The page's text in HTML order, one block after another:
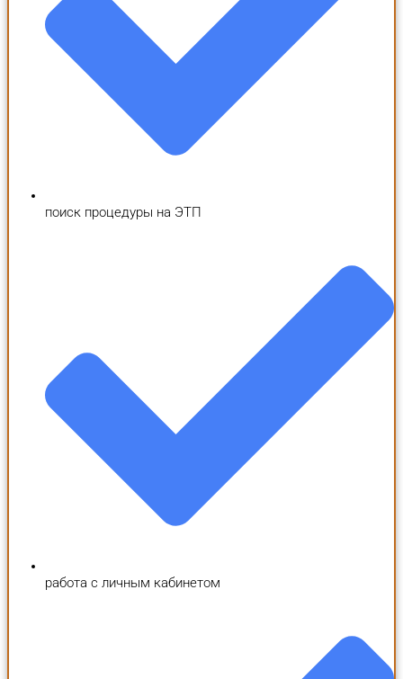
поиск процедуры на ЭТП
работа с личным кабинетом